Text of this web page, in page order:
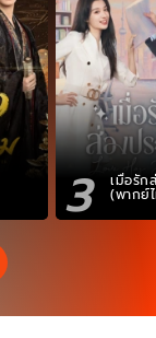
3 เมื่อรัก
(พากย์